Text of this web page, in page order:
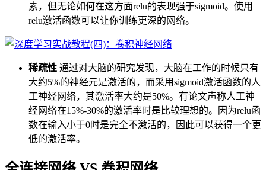
素，但无论如何在这方面relu的表现强于sigmoid。使用
relu激活函数可以让你训练更深的网络。
稀疏性 通过对大脑的研究发现，大脑在工作的时候只有
大约5%的神经元是激活的，而采用sigmoid激活函数的人
工神经网络，其激活率大约是50%。有论文声称人工神
经网络在15%-30%的激活率时是比较理想的。因为relu函
数在输入小于0时是完全不激活的，因此可以获得一个更
低的激活率。